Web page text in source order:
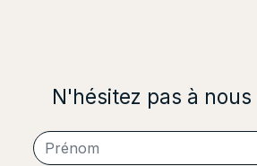
N'hésitez pas à